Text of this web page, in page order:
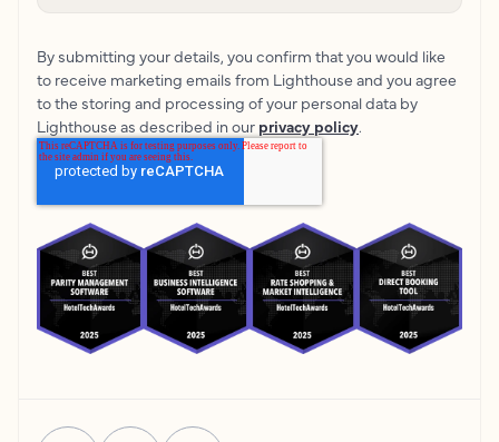
By submitting your details, you confirm that you would like
to receive marketing emails from Lighthouse and you agree
to the storing and processing of your personal data by
Lighthouse as described in our privacy policy.